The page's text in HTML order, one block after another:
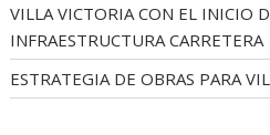
VILLA VICTORIA CON EL INICIO
INFRAESTRUCTURA CARRETERA
ESTRATEGIA DE OBRAS PARA